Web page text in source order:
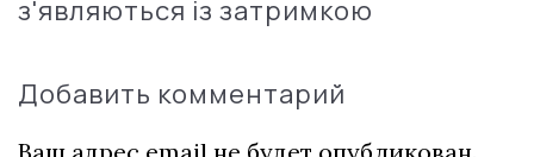
з'являються із затримкою
Добавить комментарий